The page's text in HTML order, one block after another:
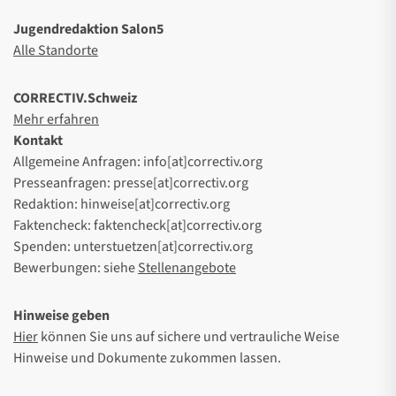
Jugendredaktion Salon5
Alle Standorte
CORRECTIV.Schweiz
Mehr erfahren
Kontakt
Allgemeine Anfragen: info[at]correctiv.org
Presseanfragen: presse[at]correctiv.org
Redaktion: hinweise[at]correctiv.org
Faktencheck: faktencheck[at]correctiv.org
Spenden: unterstuetzen[at]correctiv.org
Bewerbungen: sieheStellenangebote
Hinweise geben
Hierkönnen Sie uns auf sichere und vertrauliche Weise
Hinweise und Dokumente zukommen lassen.